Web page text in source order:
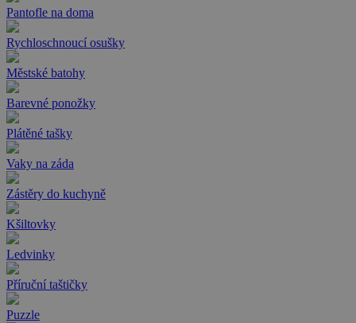
Pantofle na doma
Rychloschnoucí osušky
Městské batohy
Barevné ponožky
Plátěné tašky
Vaky na záda
Zástěry do kuchyně
Kšiltovky
Ledvinky
Příruční taštičky
Puzzle